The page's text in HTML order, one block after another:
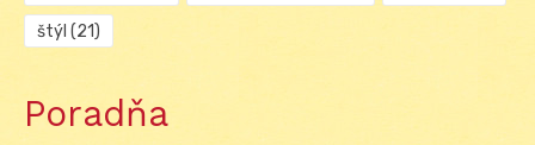
štýl (21)
Poradňa